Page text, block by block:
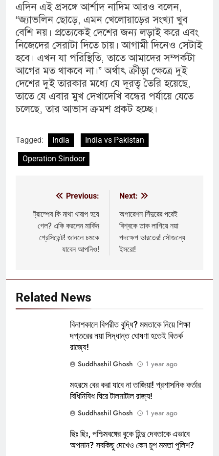
এদিন এই প্রসঙ্গে আর্শাদ নাদিম আরও বলেন,
“জ্যাভলিন ছোড়ে, এমন খেলোয়াড়ের সংখ্যা খুব
বেশি নয়। প্রত্যেকেই দেশের জন্য লড়াই করে এবং
নিজেদের সেরাটা দিতে চায়। আগামী দিনেও সেটাই
হবে। এখন যা পরিস্থিতি, তাতে আমাদের সম্পর্কটা
আগের মত থাকবে না।” অর্থাৎ ক্রীড়া ক্ষেত্রে দুই
দেশের দুই তারকার মধ্যে যে দূরত্ব তৈরি হয়েছে,
তাতে যে এবার মুখ দেখাদেখি বন্ধের পর্যায়ে যেতে
চলেছে, তার আভাস ক্রমশ প্রকট হচ্ছে।
Tagged: India
India vs Pakistan
Operation Sindoor
navigation
Previous:
ট্রাম্পের কি মাথা খারাপ হয়ে
গেল? একি করলেন মার্কিন
প্রেসিডেন্ট! জানলে চমকে
যাবেন আপনিও!
Next:
অপারেশন সিঁদুরের পরেই
বিশ্বকে তাক লাগিয়ে নয়া
পদক্ষেপ ভারতের! সৌজন্যে
ইসরো!
Related News
বিনাশকালে বিপরীত বুদ্ধি? মমতাকে নিয়ে শিক্ষা
দপ্তরের নয়া সিদ্ধান্ত ঘোষণা হতেই বিতর্ক
রাজ্যে!
Suddhashil Ghosh
1 year ago
মহরমে বের করা যাবে না তাজিয়া! প্রশাসনিক কর্তার
বিধিনিষিধ ঘিরে টালমাটাল রাজ্য!
Suddhashil Ghosh
1 year ago
ছিঃ ছিঃ, পশ্চিমবঙ্গের বুকে হিন্দু দেবতাকে এভাবে
অপমান? সবকিছু দেখেও কেন চুপ মমতা পুলিশ?